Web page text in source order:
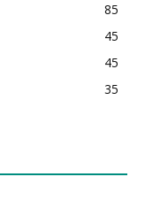
85
45
45
35